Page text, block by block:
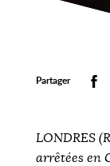
Partager
LONDRES
arrêtées en